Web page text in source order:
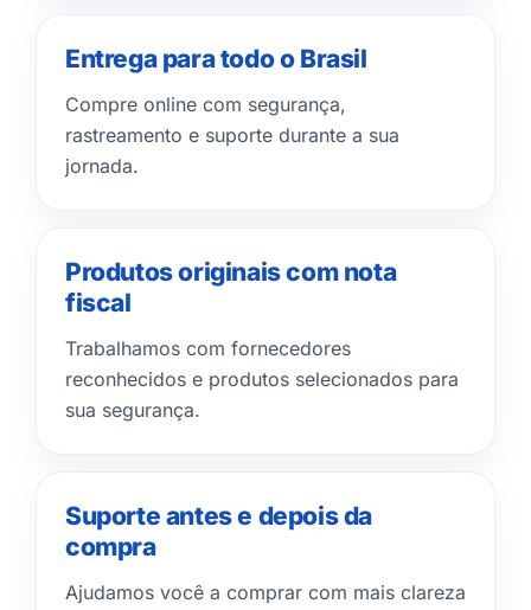
Entrega para todo o Brasil
Compre online com segurança,
rastreamento e suporte durante a sua
jornada.
Produtos originais com nota
fiscal
Trabalhamos com fornecedores
reconhecidos e produtos selecionados para
sua segurança.
Suporte antes e depois da
compra
Ajudamos você a comprar com mais clareza